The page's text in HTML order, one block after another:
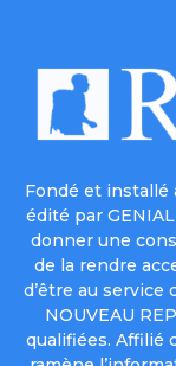
Fondé et installé
édité par
donner une
de la rendre
d’être au service
NOUVEAU
qualifiées. Affilié